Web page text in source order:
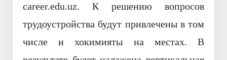
career.edu.uz. К решению вопросов
трудоустройства будут привлечены в том
числе и хокимияты на местах. В